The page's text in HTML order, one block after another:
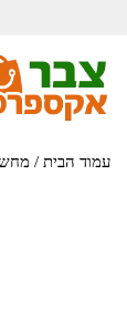
עמוד הבית /